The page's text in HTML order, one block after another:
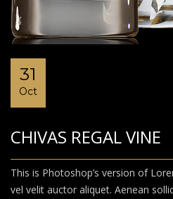
31
Oct
CHIVAS REGAL VINE
This is Photoshop’s version of
vel velit auctor aliquet. Aenean